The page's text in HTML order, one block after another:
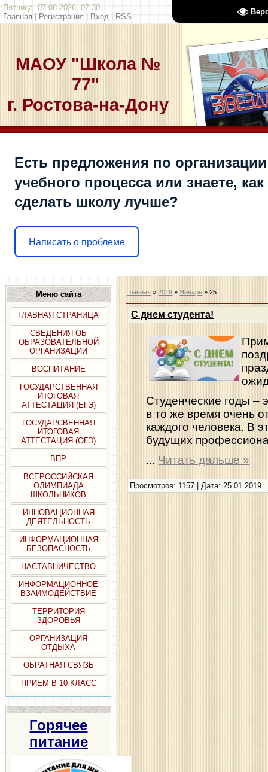
Пятница, 07.08.2026, 07:30
Главная
Регистрация Вход RSS
МАОУ "Школа №
77"
г. Ростова-на-Дону
Есть предложения по организации
учебного процесса или знаете, как
сделать школу лучше?
Написать о проблеме
Меню сайта
ГЛАВНАЯ СТРАНИЦА
СВЕДЕНИЯ ОБ
ОБРАЗОВАТЕЛЬНОЙ
ОРГАНИЗАЦИИ
ВОСПИТАНИЕ
ГОСУДАРСТВЕННАЯ
ИТОГОВАЯ
АТТЕСТАЦИЯ (ЕГЭ)
ГОСУДАРСВЕННАЯ
ИТОГОВАЯ
АТТЕСТАЦИЯ (ОГЭ)
ВПР
ВСЕРОССИЙСКАЯ
ОЛИМПИАДА
ШКОЛЬНИКОВ
ИННОВАЦИОННАЯ
ДЕЯТЕЛЬНОСТЬ
ИНФОРМАЦИОННАЯ
БЕЗОПАСНОСТЬ
НАСТАВНИЧЕСТВО
ИНФОРМАЦИОННОЕ
ВЗАИМОДЕЙСТВИЕ
ТЕРРИТОРИЯ
ЗДОРОВЬЯ
ОРГАНИЗАЦИЯ
ОТДЫХА
ОБРАТНАЯ СВЯЗЬ
ПРИЕМ В 10 КЛАСС
Горячее
питание
Главная »2019 » Январь » 25
С днем студента!
Студенческие годы –
в то же время очень
каждого человека. В
будущих
... Читать дальше »
Просмотров: 1157 | Дата:25.01.2019